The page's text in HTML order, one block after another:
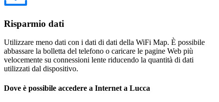
Risparmio dati
Utilizzare meno dati con i dati di dati della WiFi Map. È possibile
abbassare la bolletta del telefono o caricare le pagine Web più
velocemente su connessioni lente riducendo la quantità di dati
utilizzati dal dispositivo.
Dove è possibile accedere a Internet a Lucca